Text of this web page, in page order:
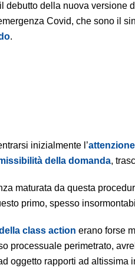
della nuova versione
Covid, che sono il
.
inizialmente l’
della domanda,
maturata da questa
primo, spesso
class action erano forse
processuale perimetrato,
oggetto rapporti ad altissima